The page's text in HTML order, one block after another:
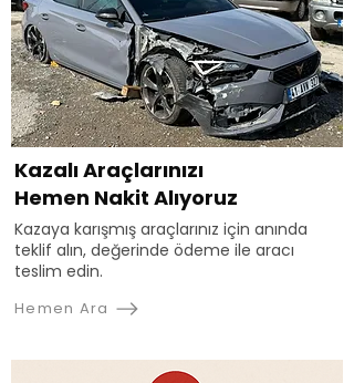
Kazalı Araçlarınızı
Hemen Nakit Alıyoruz
Kazaya karışmış araçlarınız için anında
teklif alın, değerinde ödeme ile aracı
teslim edin.
Hemen Ara